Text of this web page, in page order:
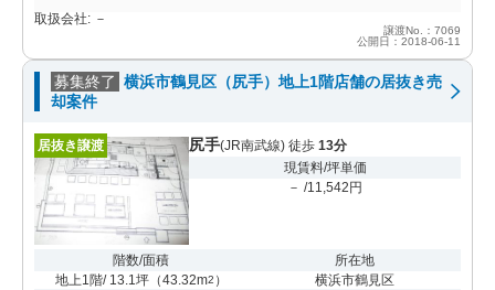
取扱会社: －
譲渡No.：7069
公開日：2018-06-11
募集終了 横浜市鶴見区（尻手）地上1階店舗の居抜き売
却案件
居抜き譲渡 尻手(JR南武線) 徒歩 13分
現賃料/坪単価
－ /11,542円
階数/面積
地上1階/ 13.1坪（43.32m2 ）
所在地
横浜市鶴見区